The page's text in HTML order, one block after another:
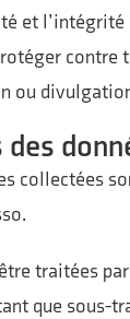
et l’intégrité
contre
ou
collectées
traitées
que sous-